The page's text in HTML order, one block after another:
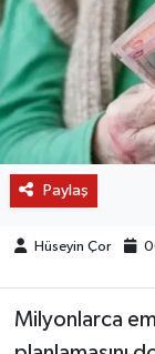
Paylaş
Hüseyin Çor
Milyonlarca